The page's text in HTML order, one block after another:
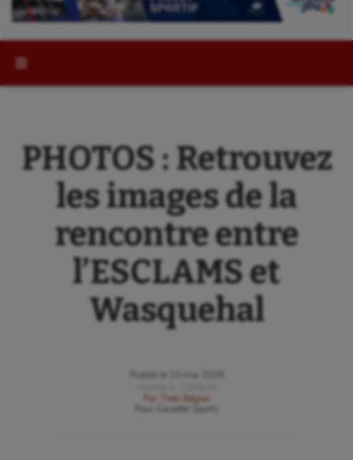
PHOTOS : Retrouvez
les images de la
rencontre entre
l’ESCLAMS et
Wasquehal
Publié le
10 mai 2026
Par
Théo Bégler
Gazette Sports